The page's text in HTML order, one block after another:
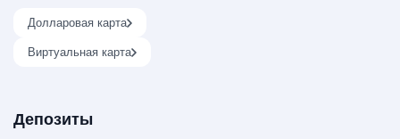
Долларовая карта
Виртуальная карта
Депозиты